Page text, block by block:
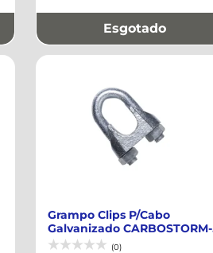
Esgotado
Grampo Clips P/Cabo
Galvanizado CARBOSTORM-
12262812
(0)